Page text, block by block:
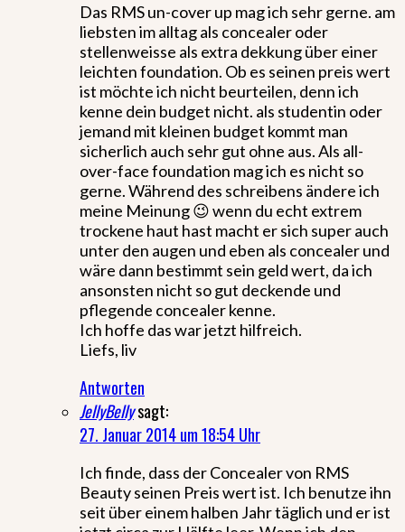
Das RMS un-cover up mag ich sehr gerne. am
liebsten im alltag als concealer oder
stellenweisse als extra dekkung über einer
leichten foundation. Ob es seinen preis wert
ist möchte ich nicht beurteilen, denn ich
kenne dein budget nicht. als studentin oder
jemand mit kleinen budget kommt man
sicherlich auch sehr gut ohne aus. Als all-
over-face foundation mag ich es nicht so
gerne. Während des schreibens ändere ich
meine Meinung 😉 wenn du echt extrem
trockene haut hast macht er sich super auch
unter den augen und eben als concealer und
wäre dann bestimmt sein geld wert, da ich
ansonsten nicht so gut deckende und
pflegende concealer kenne.
Ich hoffe das war jetzt hilfreich.
Liefs, liv
Antworten
JellyBellysagt:
27. Januar 2014 um 18:54 Uhr
Ich finde, dass der Concealer von RMS
Beauty seinen Preis wert ist. Ich benutze ihn
seit über einem halben Jahr täglich und er ist